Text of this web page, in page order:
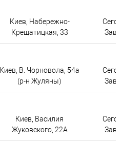
Киев, Набережно-
Крещатицкая, 33
Киев, В. Чорновола, 54а
(р-н Жуляны)
Киев, Василия
Жуковского, 22А